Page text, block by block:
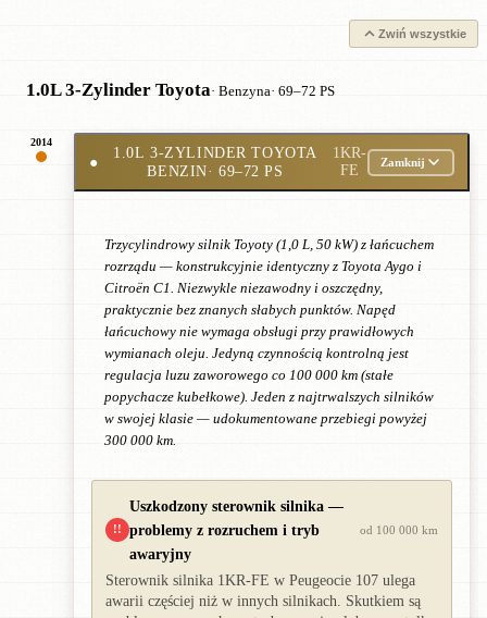
Zwiń wszystkie
1.0L 3-Zylinder Toyota· Benzyna· 69–72 PS
2014
●
1.0L 3-ZYLINDER TOYOTA
BENZIN· 69–72 PS
1KR-
FE
Zamknij
Trzycylindrowy silnik Toyoty (1,0 L, 50 kW) z łańcuchem
rozrządu — konstrukcyjnie identyczny z Toyota Aygo i
Citroën C1. Niezwykle niezawodny i oszczędny,
praktycznie bez znanych słabych punktów. Napęd
łańcuchowy nie wymaga obsługi przy prawidłowych
wymianach oleju. Jedyną czynnością kontrolną jest
regulacja luzu zaworowego co 100 000 km (stałe
popychacze kubełkowe). Jeden z najtrwalszych silników
w swojej klasie — udokumentowane przebiegi powyżej
300 000 km.
!!
Uszkodzony sterownik silnika —
problemy z rozruchem i tryb
awaryjny
od 100 000 km
Sterownik silnika 1KR-FE w Peugeocie 107 ulega
awarii częściej niż w innych silnikach. Skutkiem są